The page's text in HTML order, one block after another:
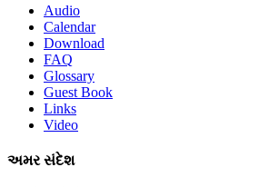
Audio
Calendar
Download
FAQ
Glossary
Guest Book
Links
Video
અમર સંદેશ